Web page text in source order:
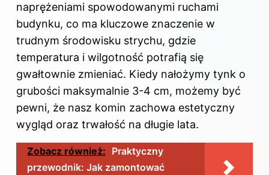
naprężeniami spowodowanymi ruchami
budynku, co ma kluczowe znaczenie w
trudnym środowisku strychu, gdzie
temperatura i wilgotność potrafią się
gwałtownie zmieniać. Kiedy nałożymy tynk o
grubości maksymalnie 3-4 cm, możemy być
pewni, że nasz komin zachowa estetyczny
wygląd oraz trwałość na długie lata.
Zobacz również: Praktyczny
przewodnik: Jak zamontować